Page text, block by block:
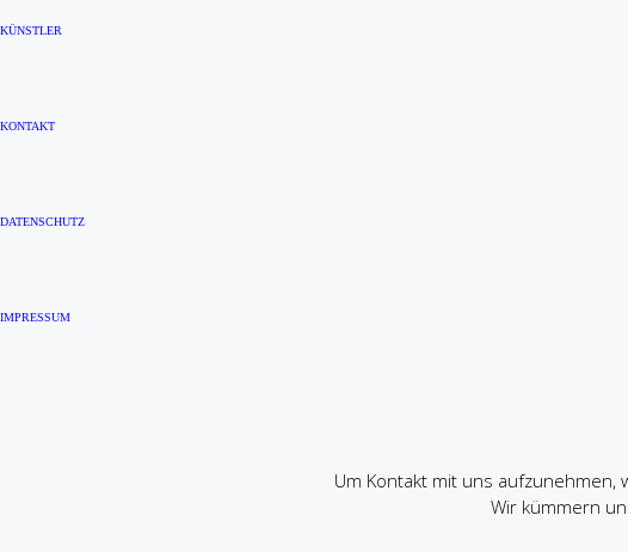
KÜNSTLER
KONTAKT
DATENSCHUTZ
IMPRESSUM
Um Kontakt mit uns
Wir kümmern